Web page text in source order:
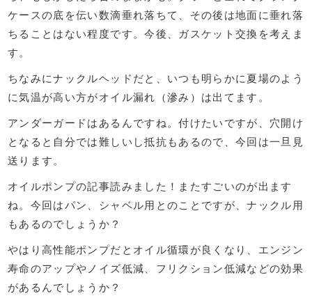
ケースの底を伝い数滴垂れ落ちて、その後は地面に垂れ落
ちることはない程度です。今後、ガスケット交換を考えま
す。
ちなみにナックルヘッドだと、いつも明らかに夏場のよう
に気温が高い方がオイル漏れ（滲み）は出てます。
アンダーガードはあるんですね。付けたいですが、穴開け
となると自分では難しいし抵抗もあるので、今回は一旦見
送ります。
オイルポンプの記事読みました！またすごいのが出ます
ね。今回はパン、シャベル用とのことですが、ナックル用
もあるのでしょうか？
やはり高性能ポンプだとオイル循環が良くなり、エンジン
寿命のアップやノイズ低減、フリクション低減などの効果
があるんでしょうか？